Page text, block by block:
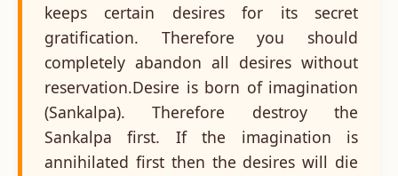
keeps certain desires for its secret
gratification. Therefore you should
completely abandon all desires without
reservation.Desire is born of imagination
(Sankalpa). Therefore destroy the
Sankalpa first. If the imagination is
annihilated first then the desires will die